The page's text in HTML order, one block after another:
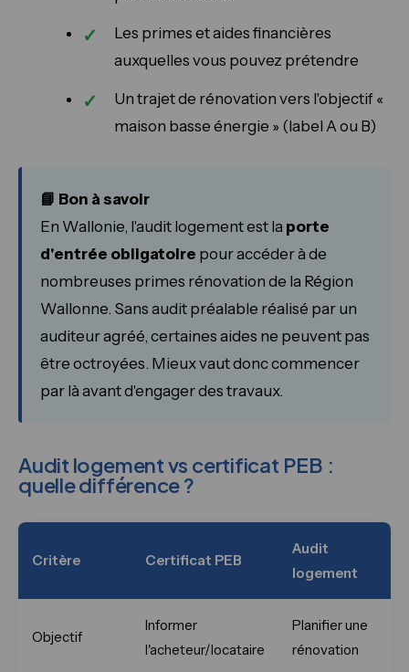
Les primes et aides financières
auxquelles vous pouvez prétendre
Un trajet de rénovation vers l'objectif «
maison basse énergie » (label A ou B)
📘 Bon à savoir
En Wallonie, l'audit logement est la porte
d'entrée obligatoire pour accéder à de
nombreuses primes rénovation de la Région
Wallonne. Sans audit préalable réalisé par un
auditeur agréé, certaines aides ne peuvent pas
être octroyées. Mieux vaut donc commencer
par là avant d'engager des travaux.
Audit logement vs certificat PEB :
quelle différence ?
Critère Certificat PEB
Audit
logement
Objectif
Informer
l'acheteur/locataire
Planifier une
rénovation